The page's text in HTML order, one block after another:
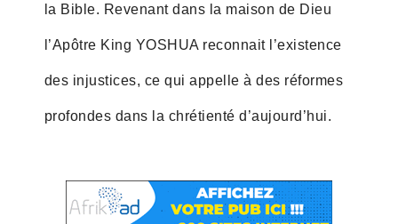
la Bible. Revenant dans la maison de Dieu
l’Apôtre King YOSHUA reconnait l’existence
des injustices, ce qui appelle à des réformes
profondes dans la chrétienté d’aujourd’hui.